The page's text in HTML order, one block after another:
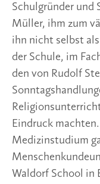
Schulgründer und
Müller, ihm zum
ihn nicht selbst
der Schule, im
den von Rudolf
Eindruck
Medizinstudium
Waldorf School in